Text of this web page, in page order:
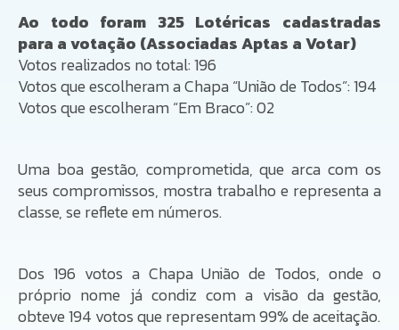
Ao todo foram 325 Lotéricas cadastradas
para a votação (Associadas Aptas a Votar)
Votos realizados no total: 196
Votos que escolheram a Chapa “União de Todos”: 194
Votos que escolheram “Em Braco”: 02
Uma boa gestão, comprometida, que arca com os
seus compromissos, mostra trabalho e representa a
classe, se reflete em números.
Dos 196 votos a Chapa União de Todos, onde o
próprio nome já condiz com a visão da gestão,
obteve 194 votos que representam 99% de aceitação.